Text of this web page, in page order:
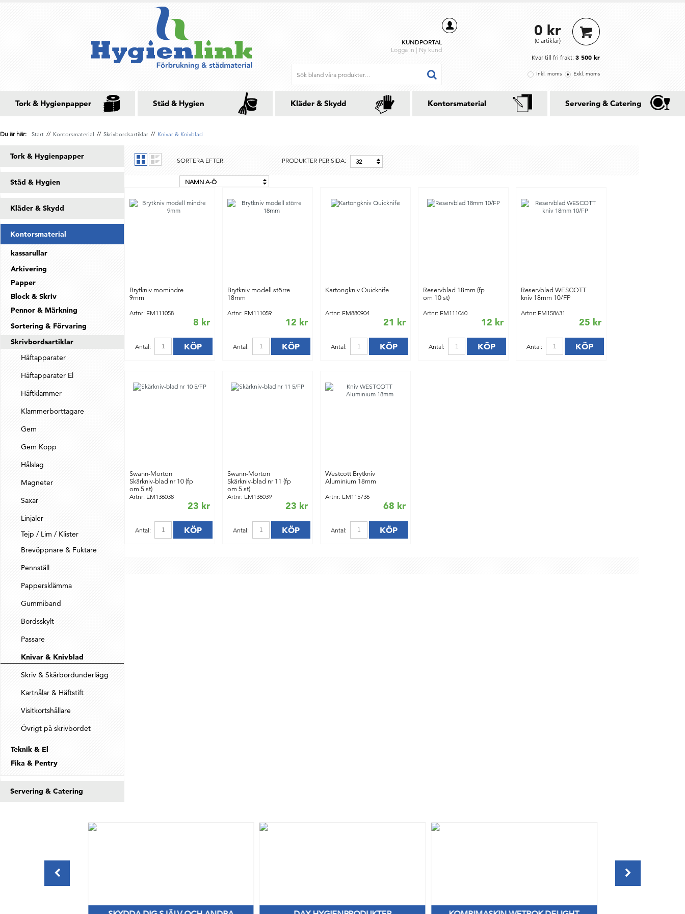
Inkl. moms Exkl. moms
0 kr
(0 artiklar)
Kvar till fri frakt: 3 500 kr
KUNDPORTAL
Logga in | Ny kund
Tork & Hygienpapper Städ & Hygien Kläder & Skydd Kontorsmaterial Servering & Catering
Du är här: Start // Kontorsmaterial // Skrivbordsartiklar // Knivar & Knivblad
Tork & Hygienpapper
Städ & Hygien
Kläder & Skydd
Kontorsmaterial
kassarullar
Arkivering
Papper
Block & Skriv
Pennor & Märkning
Sortering & Förvaring
Skrivbordsartiklar
Häftapparater
Häftapparater El
Häftklammer
Klammerborttagare
Gem
Gem Kopp
Hålslag
Magneter
Saxar
Linjaler
Tejp / Lim / Klister
Brevöppnare & Fuktare
Pennställ
Pappersklämma
Gummiband
Bordsskylt
Passare
Knivar & Knivblad
Skriv & Skärbordunderlägg
Kartnålar & Häftstift
Visitkortshållare
Övrigt på skrivbordet
Teknik & El
Fika & Pentry
Servering & Catering
SORTERA EFTER:
NAMN A-Ö
PRODUKTER PER SIDA: 32
Brytkniv momindre
9mm
Artnr: EM111058
8 kr
Antal: KÖP
Brytkniv modell större
18mm
Artnr: EM111059
12 kr
Antal: KÖP
Kartongkniv Quicknife
Artnr: EM880904
21 kr
Antal: KÖP
Reservblad 18mm (fp
om 10 st)
Artnr: EM111060
12 kr
Antal: KÖP
Reservblad WESCOTT
kniv 18mm 10/FP
Artnr: EM158631
25 kr
Antal: KÖP
Swann-Morton
Skärkniv-blad nr 10 (fp
om 5 st)
Artnr: EM136038
23 kr
Antal: KÖP
Swann-Morton
Skärkniv-blad nr 11 (fp
om 5 st)
Artnr: EM136039
23 kr
Antal: KÖP
Westcott Brytkniv
Aluminium 18mm
Artnr: EM115736
68 kr
Antal: KÖP